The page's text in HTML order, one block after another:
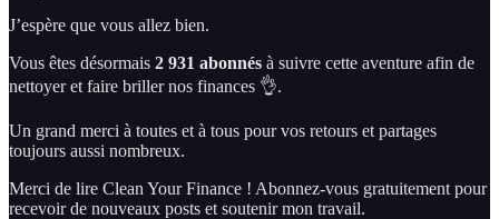
J’espère que vous allez bien.
Vous êtes désormais 2 931 abonnés à suivre cette aventure afin de
nettoyer et faire briller nos finances 👌.
Un grand merci à toutes et à tous pour vos retours et partages
toujours aussi nombreux.
Merci de lire Clean Your Finance ! Abonnez-vous gratuitement pour
recevoir de nouveaux posts et soutenir mon travail.